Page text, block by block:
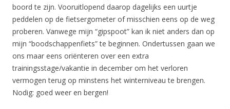
boord te zijn. Vooruitlopend daarop dagelijks een uurtje
peddelen op de fietsergometer of misschien eens op de weg
proberen. Vanwege mijn “gipspoot” kan ik niet anders dan op
mijn “boodschappenfiets” te beginnen. Ondertussen gaan we
ons maar eens oriënteren over een extra
trainingsstage/vakantie in december om het verloren
vermogen terug op minstens het winterniveau te brengen.
Nodig: goed weer en bergen!